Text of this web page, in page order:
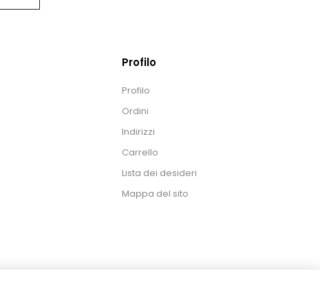
Profilo
Profilo
Ordini
Indirizzi
Carrello
Lista dei desideri
Mappa del sito